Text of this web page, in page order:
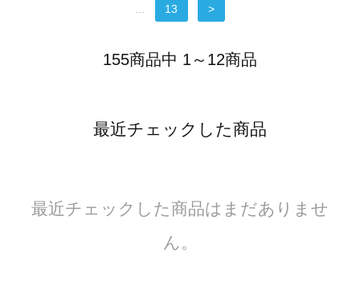
13 >
155商品中 1～12商品
最近チェックした商品
最近チェックした商品はまだありませ
ん。